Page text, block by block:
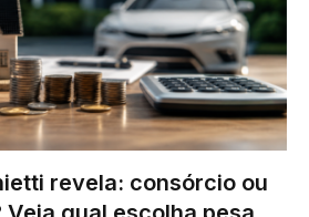
revela: consórcio ou